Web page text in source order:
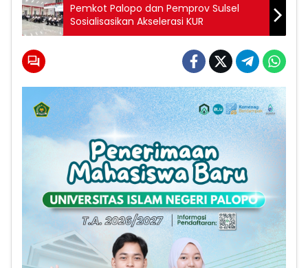
Pemkot Palopo dan Pemprov Sulsel
Sosialisasikan Akselerasi KUR